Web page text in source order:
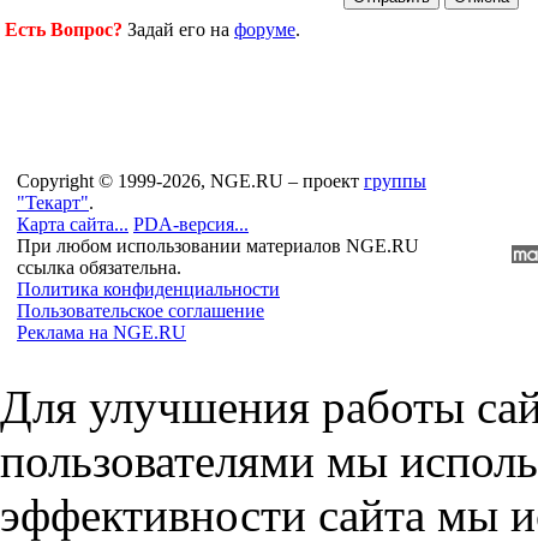
Есть Вопрос? Задай его на форуме.
Copyright © 1999-2026, NGE.RU – проект группы
"Текарт".
Карта сайта... PDA-версия...
При любом использовании материалов NGE.RU
ссылка обязательна.
Политика конфиденциальности
Пользовательское соглашение
Реклама на NGE.RU
Для улучшения работы
пользователями мы
эффективности сайта мы